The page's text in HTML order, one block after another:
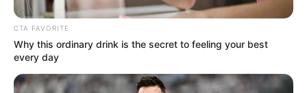
CTA FAVORITE
Why this ordinary drink is the secret to feeling your best
every day